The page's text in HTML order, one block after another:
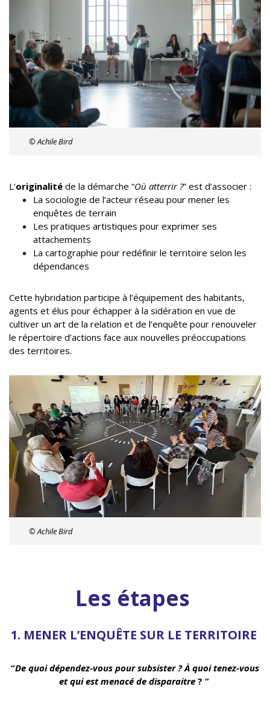
© Achile Bird
L’originalité de la démarche “Où atterrir ?” est d’associer :
La sociologie de l’acteur réseau pour mener les
enquêtes de terrain
Les pratiques artistiques pour exprimer ses
attachements
La cartographie pour redéfinir le territoire selon les
dépendances
Cette hybridation participe à l’équipement des habitants,
agents et élus pour échapper à la sidération en vue de
cultiver un art de la relation et de l’enquête pour renouveler
le répertoire d’actions face aux nouvelles préoccupations
des territoires.
© Achile Bird
Les étapes
1. MENER L’ENQUÊTE SUR LE TERRITOIRE
“De quoi dépendez-vous pour subsister ? À quoi tenez-vous
et qui est menacé de disparaitre ? ”